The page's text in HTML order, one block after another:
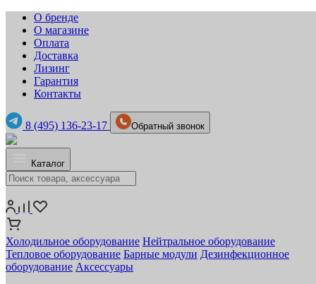
О бренде
О магазине
Оплата
Доставка
Лизинг
Гарантия
Контакты
8 (495) 136-23-17 Обратный звонок
Каталог
Холодильное оборудование Нейтральное оборудование
Тепловое оборудование Барные модули Дезинфекционное
оборудование Аксессуары